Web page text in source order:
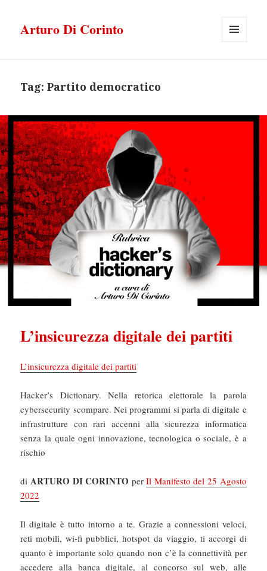
Arturo Di Corinto
Tag:Partito democratico
L’insicurezza digitale dei partiti
L’insicurezza digitale dei partiti
Hacker’s Dictionary. Nella retorica elettorale la parola
cybersecurity scompare. Nei programmi si parla di digitale e
infrastrutture con rari accenni alla sicurezza informatica
senza la quale ogni innovazione, tecnologica o sociale, è a
rischio
diARTURO DI CORINTO perIl Manifesto del 25 Agosto
2022
Il digitale è tutto intorno a te. Grazie a connessioni veloci,
reti mobili, wi-fi pubblici, hotspot da viaggio, ti accorgi di
quanto è importante solo quando non c’è la connettività per
accedere alla banca digitale, al concorso sul web, alle